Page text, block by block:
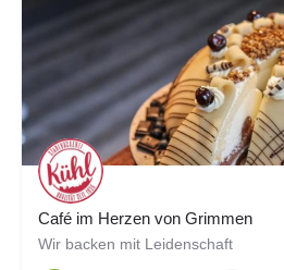
Café im Herzen von Grimmen
Wir backen mit Leidenschaft